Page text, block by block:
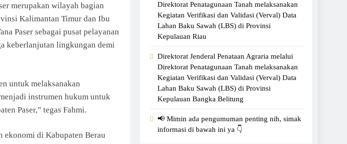
merupakan wilayah bagian
Kalimantan Timur dan Ibu
Paser sebagai pusat pelayanan
keberlanjutan lingkungan demi
untuk melaksanakan
instrumen hukum untuk
Paser,” tegas Fahmi.
ekonomi di Kabupaten Berau
Direktorat Penatagunaan Tanah melaksanakan
Kegiatan Verifikasi dan Validasi (Verval) Data
Lahan Baku Sawah (LBS) di Provinsi
Kepulauan Riau
Direktorat Jenderal Penataan Agraria melalui
Direktorat Penatagunaan Tanah melaksanakan
Kegiatan Verifikasi dan Validasi (Verval) Data
Lahan Baku Sawah (LBS) di Provinsi
Kepulauan Bangka Belitung
📢 Mimin ada pengumuman penting nih, simak
informasi di bawah ini ya 👇